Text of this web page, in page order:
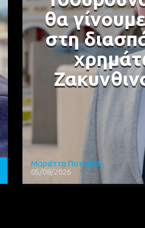
θα
στη
Μαριέττα Ποταμίτη
05/08/2026